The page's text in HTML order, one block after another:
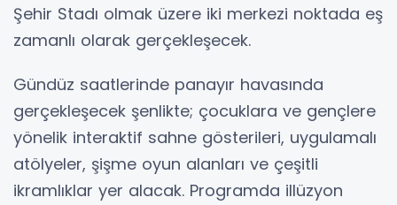
Şehir Stadı olmak üzere iki merkezi noktada eş
zamanlı olarak gerçekleşecek.
Gündüz saatlerinde panayır havasında
gerçekleşecek şenlikte; çocuklara ve gençlere
yönelik interaktif sahne gösterileri, uygulamalı
atölyeler, şişme oyun alanları ve çeşitli
ikramlıklar yer alacak. Programda illüzyon